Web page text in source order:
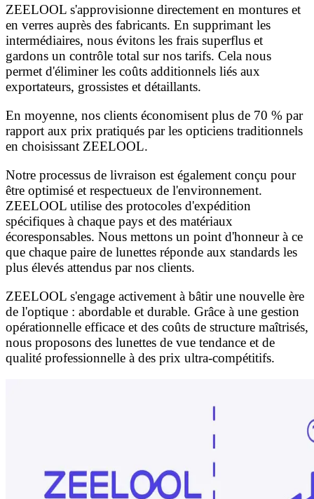
ZEELOOL s'approvisionne directement en montures et
en verres auprès des fabricants. En supprimant les
intermédiaires, nous évitons les frais superflus et
gardons un contrôle total sur nos tarifs. Cela nous
permet d'éliminer les coûts additionnels liés aux
exportateurs, grossistes et détaillants.
En moyenne, nos clients économisent plus de 70 % par
rapport aux prix pratiqués par les opticiens traditionnels
en choisissant ZEELOOL.
Notre processus de livraison est également conçu pour
être optimisé et respectueux de l'environnement.
ZEELOOL utilise des protocoles d'expédition
spécifiques à chaque pays et des matériaux
écoresponsables. Nous mettons un point d'honneur à ce
que chaque paire de lunettes réponde aux standards les
plus élevés attendus par nos clients.
ZEELOOL s'engage activement à bâtir une nouvelle ère
de l'optique : abordable et durable. Grâce à une gestion
opérationnelle efficace et des coûts de structure maîtrisés,
nous proposons des lunettes de vue tendance et de
qualité professionnelle à des prix ultra-compétitifs.